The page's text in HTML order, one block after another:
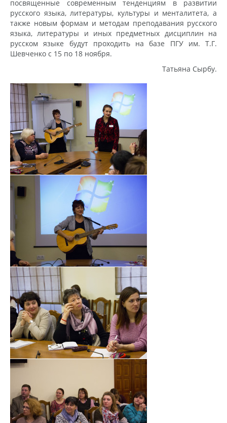
посвященные современным тенденциям в развитии
русского языка, литературы, культуры и менталитета, а
также новым формам и методам преподавания русского
языка, литературы и иных предметных дисциплин на
русском языке будут проходить на базе ПГУ им. Т.Г.
Шевченко с 15 по 18 ноября.
Татьяна Сырбу.